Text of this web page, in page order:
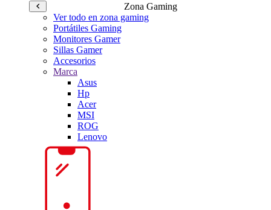
Zona Gaming
Ver todo en zona gaming
Portátiles Gaming
Monitores Gamer
Sillas Gamer
Accesorios
Marca
Asus
Hp
Acer
MSI
ROG
Lenovo